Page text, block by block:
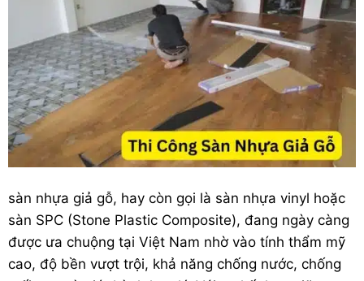
sàn nhựa giả gỗ, hay còn gọi là sàn nhựa vinyl hoặc
sàn SPC (Stone Plastic Composite), đang ngày càng
được ưa chuộng tại Việt Nam nhờ vào tính thẩm mỹ
cao, độ bền vượt trội, khả năng chống nước, chống